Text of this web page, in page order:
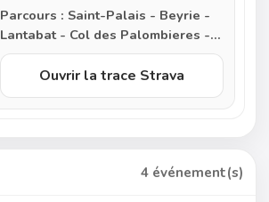
Parcours :
Lantabat - Col des Palombieres -
Jaxue - Saint Jean Pied de Port -
Saint Étienne de Baigorry - Ossès
- Irissarry - Iholdy - Armendarits -
Ouvrir la trace Strava
4 événement(s)